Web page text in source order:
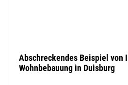
Abschreckendes Beispiel von
Wohnbebauung in Duisburg